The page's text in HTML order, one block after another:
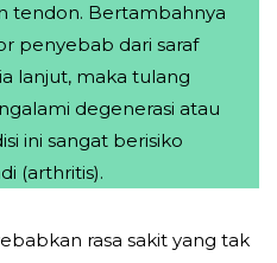
tendon. Bertambahnya
penyebab dari saraf
lanjut, maka tulang
degenerasi atau
ini sangat berisiko
(arthritis).
rasa sakit yang tak